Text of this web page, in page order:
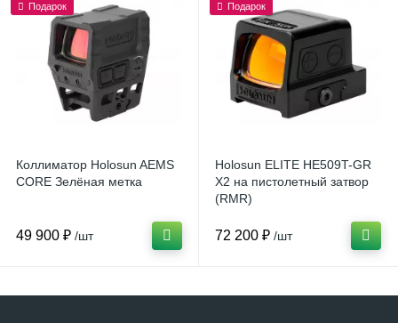
Подарок
Коллиматор Holosun AEMS
CORE Зелёная метка
49 900 ₽ /шт
Подарок
Holosun ELITE HE509T-GR
X2 на пистолетный затвор
(RMR)
72 200 ₽ /шт